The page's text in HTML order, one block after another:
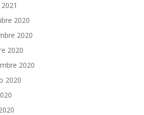
2020
2020
2020
2020
2020